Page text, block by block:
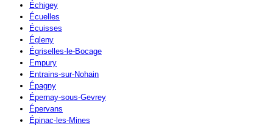
Échigey
Écuelles
Écuisses
Égleny
Égriselles-le-Bocage
Empury
Entrains-sur-Nohain
Épagny
Épernay-sous-Gevrey
Épervans
Épinac-les-Mines